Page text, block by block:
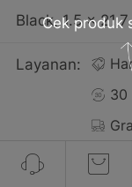
Black, 1.5 x
Layanan:
30
Ulasan(6)
Cek produk